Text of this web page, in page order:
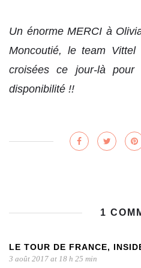
Un énorme MERCI à
Moncoutié, le team
croisées ce jour-là
disponibilité !!
1
LE TOUR DE FRANCE,
3 août 2017 at 18 h 25 min